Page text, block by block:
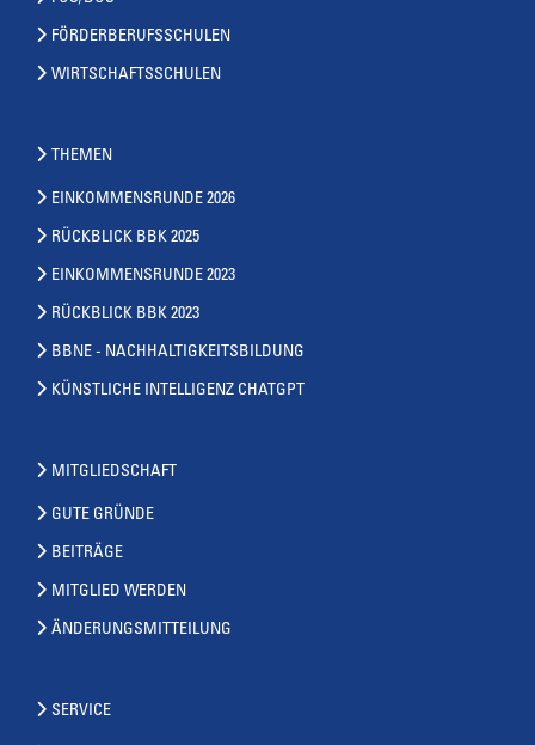
FÖRDERBERUFSSCHULEN
WIRTSCHAFTSSCHULEN
THEMEN
EINKOMMENSRUNDE 2026
RÜCKBLICK BBK 2025
EINKOMMENSRUNDE 2023
RÜCKBLICK BBK 2023
BBNE - NACHHALTIGKEITSBILDUNG
KÜNSTLICHE INTELLIGENZ CHATGPT
MITGLIEDSCHAFT
GUTE GRÜNDE
BEITRÄGE
MITGLIED WERDEN
ÄNDERUNGSMITTEILUNG
SERVICE